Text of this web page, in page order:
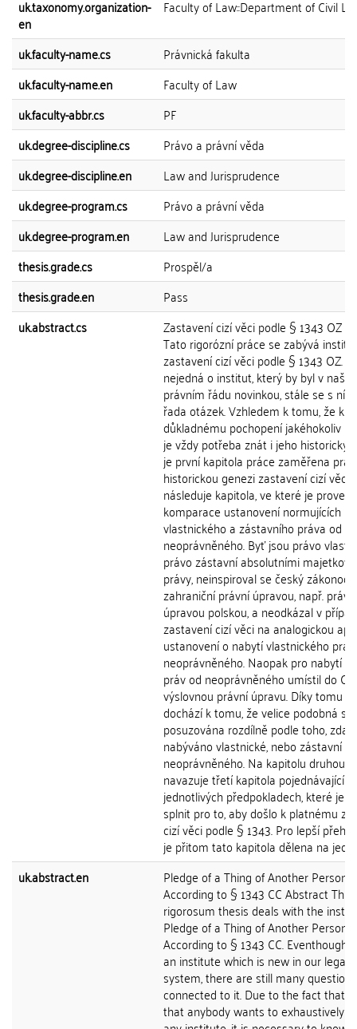
uk.taxonomy.organization-
en
Faculty of Law::Department of Civil
uk.faculty-name.cs
Právnická fakulta
uk.faculty-name.en
Faculty of Law
uk.faculty-abbr.cs
PF
uk.degree-discipline.cs
Právo a právní věda
uk.degree-discipline.en
Law and Jurisprudence
uk.degree-program.cs
Právo a právní věda
uk.degree-program.en
Law and Jurisprudence
thesis.grade.cs
Prospěl/a
thesis.grade.en
Pass
uk.abstract.cs
Zastavení cizí věci podle § 1343 OZ
Tato rigorózní práce se zabývá
zastavení cizí věci podle § 1343 OZ.
nejedná o institut, který by byl v
právním řádu novinkou, stále se s
řada otázek. Vzhledem k tomu, že k
důkladnému pochopení jakéhokoliv
je vždy potřeba znát i jeho historický
je první kapitola práce zaměřena
historickou genezi zastavení cizí věci.
následuje kapitola, ve které je
komparace ustanovení normujících
vlastnického a zástavního práva od
neoprávněného. Byť jsou právo
právo zástavní absolutními
právy, neinspiroval se český
zahraniční právní úpravou, např. právní
úpravou polskou, a neodkázal v
zastavení cizí věci na analogickou
ustanovení o nabytí vlastnického
neoprávněného. Naopak pro nabytí
práv od neoprávněného umístil do OZ
výslovnou právní úpravu. Díky tomu
dochází k tomu, že velice podobná
posuzována rozdílně podle toho, zda
nabýváno vlastnické, nebo zástavní
neoprávněného. Na kapitolu druhou
navazuje třetí kapitola pojednávající o
jednotlivých předpokladech, které je
splnit pro to, aby došlo k platnému
cizí věci podle § 1343. Pro lepší
je přitom tato kapitola dělena na
uk.abstract.en
Pledge of a Thing of Another Person
According to § 1343 CC Abstract This
rigorosum thesis deals with the
Pledge of a Thing of Another Person
According to § 1343 CC. Eventhough
an institute which is new in our legal
system, there are still many questions
connected to it. Due to the fact that
that anybody wants to exhaustively